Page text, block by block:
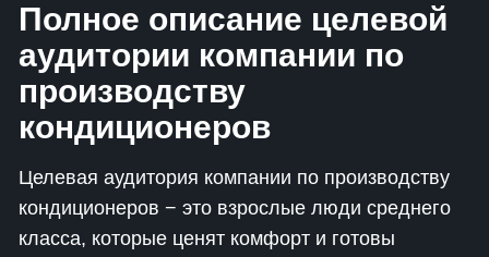
Полное описание целевой
аудитории компании по
производству
кондиционеров
Целевая аудитория компании по производству
кондиционеров − это взрослые люди среднего
класса, которые ценят комфорт и готовы